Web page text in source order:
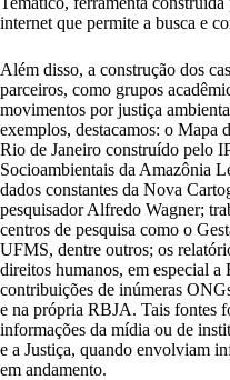
internet que permite a busca e
Além disso, a construção dos
parceiros, como grupos
movimentos por justiça
exemplos, destacamos: o Mapa
Rio de Janeiro construído pelo
Socioambientais da Amazônia
dados constantes da Nova
pesquisador Alfredo Wagner;
centros de pesquisa como o
UFMS, dentre outros; os
direitos humanos, em especial
contribuições de inúmeras
e na própria RBJA. Tais fontes
informações da mídia ou de
e a Justiça, quando envolviam
em andamento.